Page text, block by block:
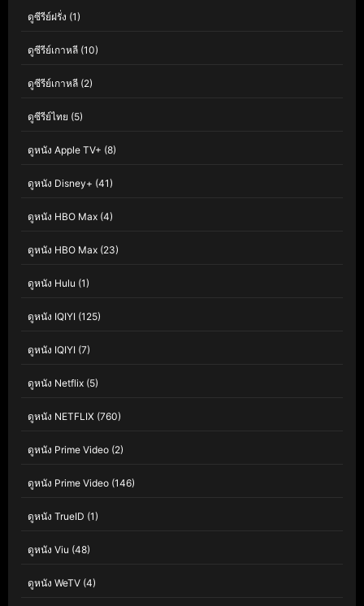
ดูซีรีย์ฝรั่ง (1)
ดูซีรีย์เกาหลี (10)
ดูซีรีย์เกาหลี (2)
ดูซีรีย์ไทย (5)
ดูหนัง Apple TV+ (8)
ดูหนัง Disney+ (41)
ดูหนัง HBO Max (4)
ดูหนัง HBO Max (23)
ดูหนัง Hulu (1)
ดูหนัง IQIYI (125)
ดูหนัง IQIYI (7)
ดูหนัง Netflix (5)
ดูหนัง NETFLIX (760)
ดูหนัง Prime Video (2)
ดูหนัง Prime Video (146)
ดูหนัง TrueID (1)
ดูหนัง Viu (48)
ดูหนัง WeTV (4)